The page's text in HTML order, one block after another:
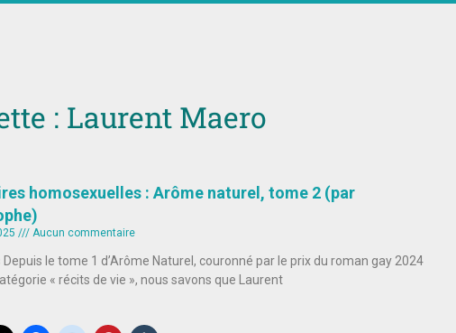
: Laurent Maero
homosexuelles : Arôme naturel, tome 2 (par
Aucun commentaire
Depuis le tome 1 d’Arôme Naturel, couronné par le prix du roman gay 2024
« récits de vie », nous savons que Laurent